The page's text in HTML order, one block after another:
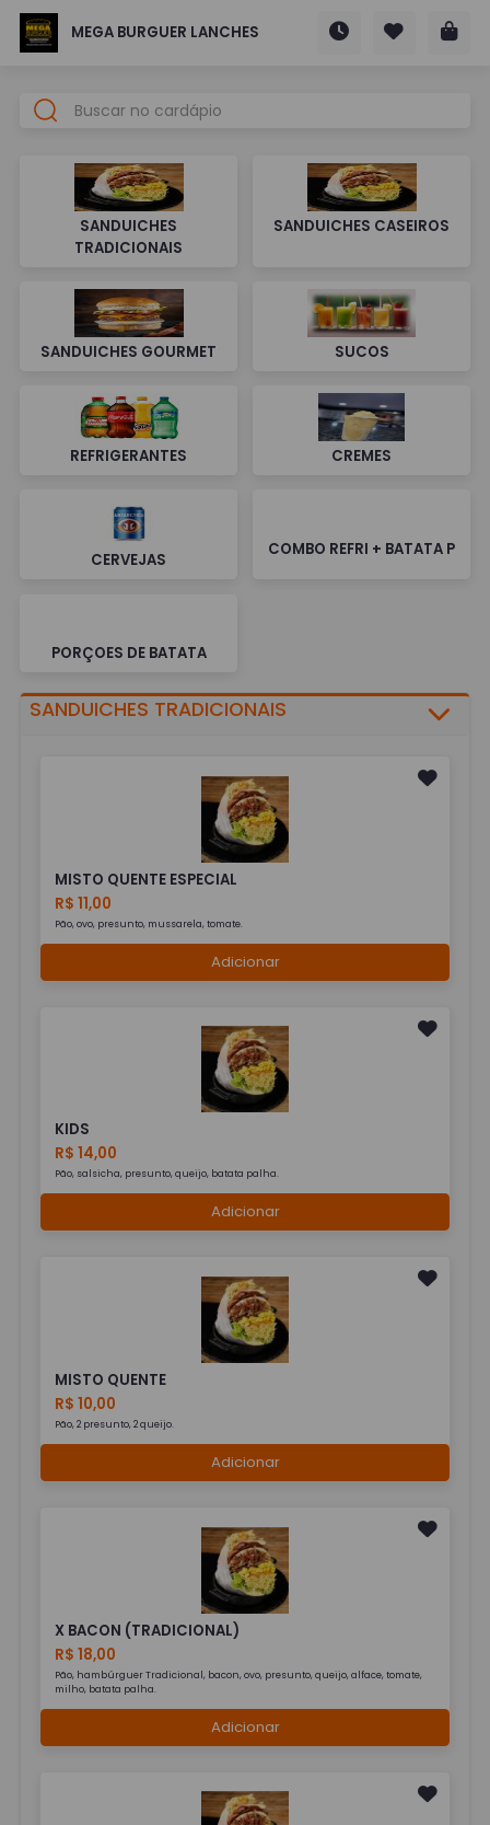
MEGA BURGUER LANCHES
SANDUICHES
TRADICIONAIS
SANDUICHES CASEIROS
SANDUICHES GOURMET SUCOS
REFRIGERANTES CREMES
CERVEJAS
COMBO REFRI + BATATA P
PORÇOES DE BATATA
SANDUICHES TRADICIONAIS
MISTO QUENTE ESPECIAL
R$ 11,00
Pão, ovo, presunto, mussarela, tomate.
Adicionar
KIDS
R$ 14,00
Pão, salsicha, presunto, queijo, batata palha.
Adicionar
MISTO QUENTE
R$ 10,00
Pão, 2 presunto, 2 queijo.
Adicionar
X BACON (TRADICIONAL)
R$ 18,00
Pão, hambúrguer Tradicional, bacon, ovo, presunto, queijo, alface, tomate,
milho, batata palha.
Adicionar